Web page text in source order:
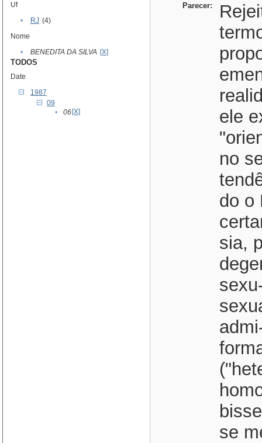
Uf
•
RJ (4)
Nome
•
BENEDITA DA SILVA [X]
TODOS
Date
1987
09
•
06 [X]
Parecer:
ele
no
do o
sia,
se